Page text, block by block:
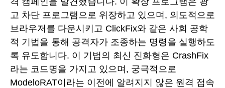
고 차단 프로그램으로 위장하고 있으며, 의도적으로
브라우저를 다운시키고 ClickFix와 같은 사회 공학
적 기법을 통해 공격자가 조종하는 명령을 실행하도
록 유도합니다. 이 기법의 최신 진화형은 CrashFix
라는 코드명을 가지고 있으며, 궁극적으로
ModeloRAT이라는 이전에 알려지지 않은 원격 접속